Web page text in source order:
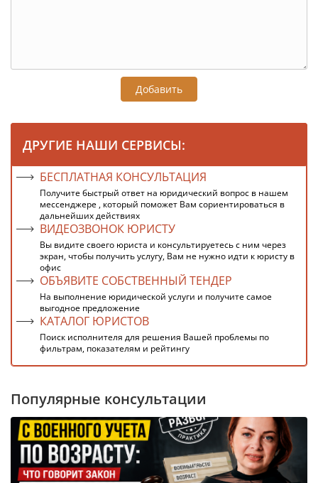
Добавить
ДРУГИЕ НАШИ СЕРВИСЫ:
БЕСПЛАТНАЯ КОНСУЛЬТАЦИЯ
Получите быстрый ответ на юридический вопрос в нашем
мессенджере , который поможет Вам сориентироваться в
дальнейших действиях
ВИДЕОЗВОНОК ЮРИСТУ
Вы видите своего юриста и консультируетесь с ним через
экран, чтобы получить услугу, Вам не нужно идти к юристу в
офис
ОБЪЯВИТЕ СОБСТВЕННЫЙ ТЕНДЕР
На выполнение юридической услуги и получите самое
выгодное предложение
КАТАЛОГ ЮРИСТОВ
Поиск исполнителя для решения Вашей проблемы по
фильтрам, показателям и рейтингу
Популярные консультации